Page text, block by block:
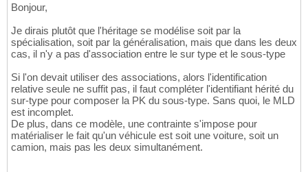
Bonjour,
Je dirais plutôt que l'héritage se modélise soit par la
spécialisation, soit par la généralisation, mais que dans les deux
cas, il n'y a pas d'association entre le sur type et le sous-type
Si l'on devait utiliser des associations, alors l'identification
relative seule ne suffit pas, il faut compléter l'identifiant hérité du
sur-type pour composer la PK du sous-type. Sans quoi, le MLD
est incomplet.
De plus, dans ce modèle, une contrainte s'impose pour
matérialiser le fait qu'un véhicule est soit une voiture, soit un
camion, mais pas les deux simultanément.